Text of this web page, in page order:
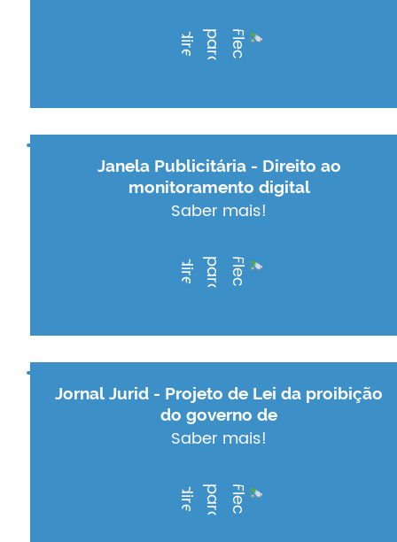
Janela Publicitária - Direito ao
monitoramento digital
Saber mais!
Jornal Jurid - Projeto de Lei da proibição
do governo de
Saber mais!